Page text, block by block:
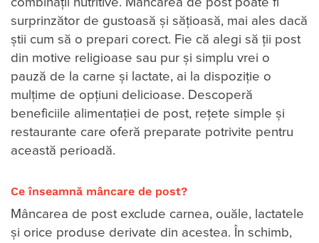
surprinzător de gustoasă și sățioasă, mai ales dacă
știi cum să o prepari corect. Fie că alegi să ții post
din motive religioase sau pur și simplu vrei o
pauză de la carne și lactate, ai la dispoziție o
mulțime de opțiuni delicioase. Descoperă
beneficiile alimentației de post, rețete simple și
restaurante care oferă preparate potrivite pentru
această perioadă.
Ce înseamnă mâncare de post?
Mâncarea de post exclude carnea, ouăle, lactatele
și orice produse derivate din acestea. În schimb,